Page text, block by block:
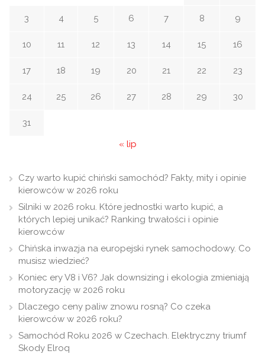
3 4 5 6 7 8 9
10 11 12 13 14 15 16
17 18 19 20 21 22 23
24 25 26 27 28 29 30
31
« lip
Czy warto kupić chiński samochód? Fakty, mity i opinie
kierowców w 2026 roku
Silniki w 2026 roku. Które jednostki warto kupić, a
których lepiej unikać? Ranking trwałości i opinie
kierowców
Chińska inwazja na europejski rynek samochodowy. Co
musisz wiedzieć?
Koniec ery V8 i V6? Jak downsizing i ekologia zmieniają
motoryzację w 2026 roku
Dlaczego ceny paliw znowu rosną? Co czeka
kierowców w 2026 roku?
Samochód Roku 2026 w Czechach. Elektryczny triumf
Skody Elroq